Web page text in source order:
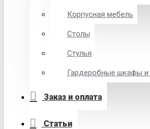
Корпусная мебель
Столы
Стулья
Гардеробные шкафы и
Заказ и оплата
Статьи